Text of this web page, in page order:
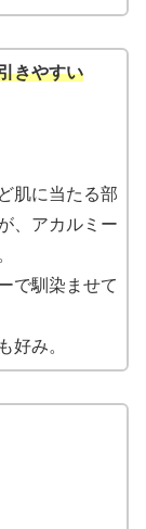
きやすい
肌に当たる部
、アカルミー
で馴染ませて
好み。